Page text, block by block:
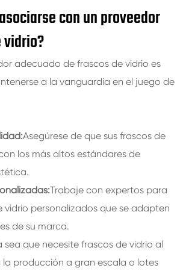
con un proveedor
adecuado de frascos de vidrio es
a la vanguardia en el juego de
Asegúrese de que sus frascos de
los más altos estándares de
Trabaje con expertos para
vidrio personalizados que se adapten
de su marca.
sea que necesite frascos de vidrio al
producción a gran escala o lotes